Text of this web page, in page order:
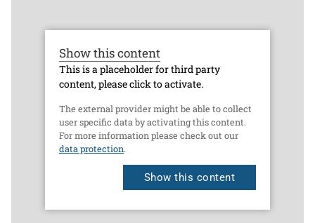
Show this content
This is a placeholder for third party
content, please click to activate.
The external provider might be able to collect
user specific data by activating this content.
For more information please check out our
data protection.
Show this content